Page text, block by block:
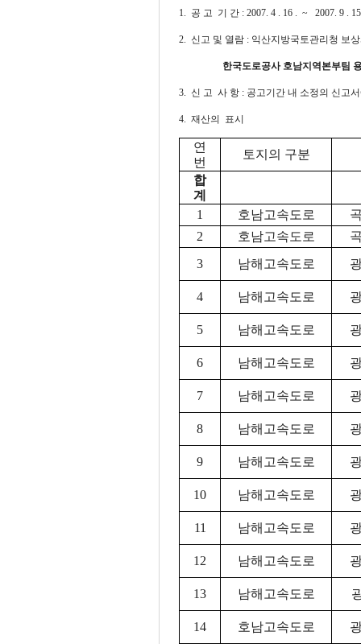
1. 공 고 기 간 : 2007. 4 . 16 . ~ 2007. 9 .
2. 신고 및 열람 : 익산지방국토관리청 보
한국도로공사 호남지역본부팀
3. 신 고 사 항 : 공고기간 내 소정의 신고
4. 재산의 표시
연
번
토지의 구분
합
계
1
호남고속도로
2
호남고속도로
3
남해고속도로
4 남해고속도로
5 남해고속도로
6 남해고속도로
7 남해고속도로
8 남해고속도로
9 남해고속도로
10 남해고속도로
11 남해고속도로
12 남해고속도로
13 남해고속도로
14 호남고속도로